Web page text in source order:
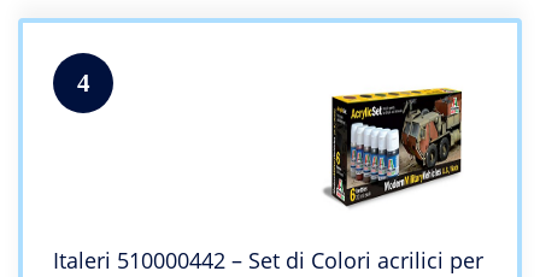
4
Italeri 510000442 – Set di Colori acrilici per